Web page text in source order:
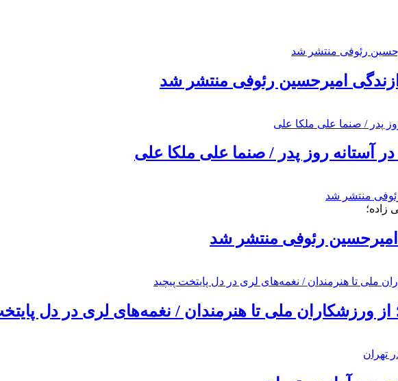
امیرحسین رئوفی منتشر شد
آستانه روز پدر / صنما علی ملکا علی
زاده؛
امیرحسین رئوفی منتشر شد
ورزشکاران ملی تا هنرمندان / نغمه‌های لری در دل